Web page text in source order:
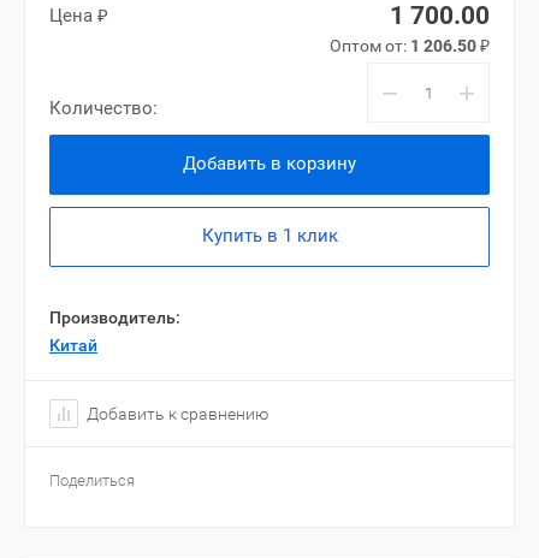
Цена ₽ 1 700.00
Оптом от: 1 206.50₽
Количество: − +
Добавить в корзину
Купить в 1 клик
Производитель:
Китай
Добавить к сравнению
Поделиться